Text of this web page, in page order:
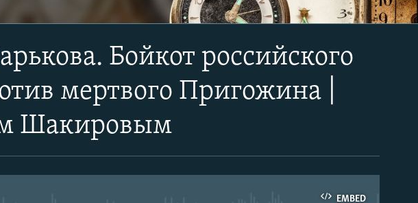
Бойкот российского
мертвого Пригожина |
Шакировым
EMBED